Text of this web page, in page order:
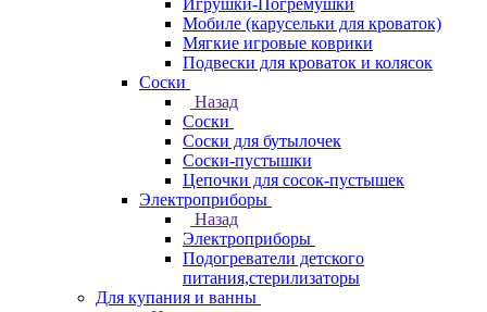
Игрушки-Погремушки
Мобиле (карусельки для кроваток)
Мягкие игровые коврики
Подвески для кроваток и колясок
Соски
Назад
Соски
Соски для бутылочек
Соски-пустышки
Цепочки для сосок-пустышек
Электроприборы
Назад
Электроприборы
Подогреватели детского
питания,стерилизаторы
Для купания и ванны